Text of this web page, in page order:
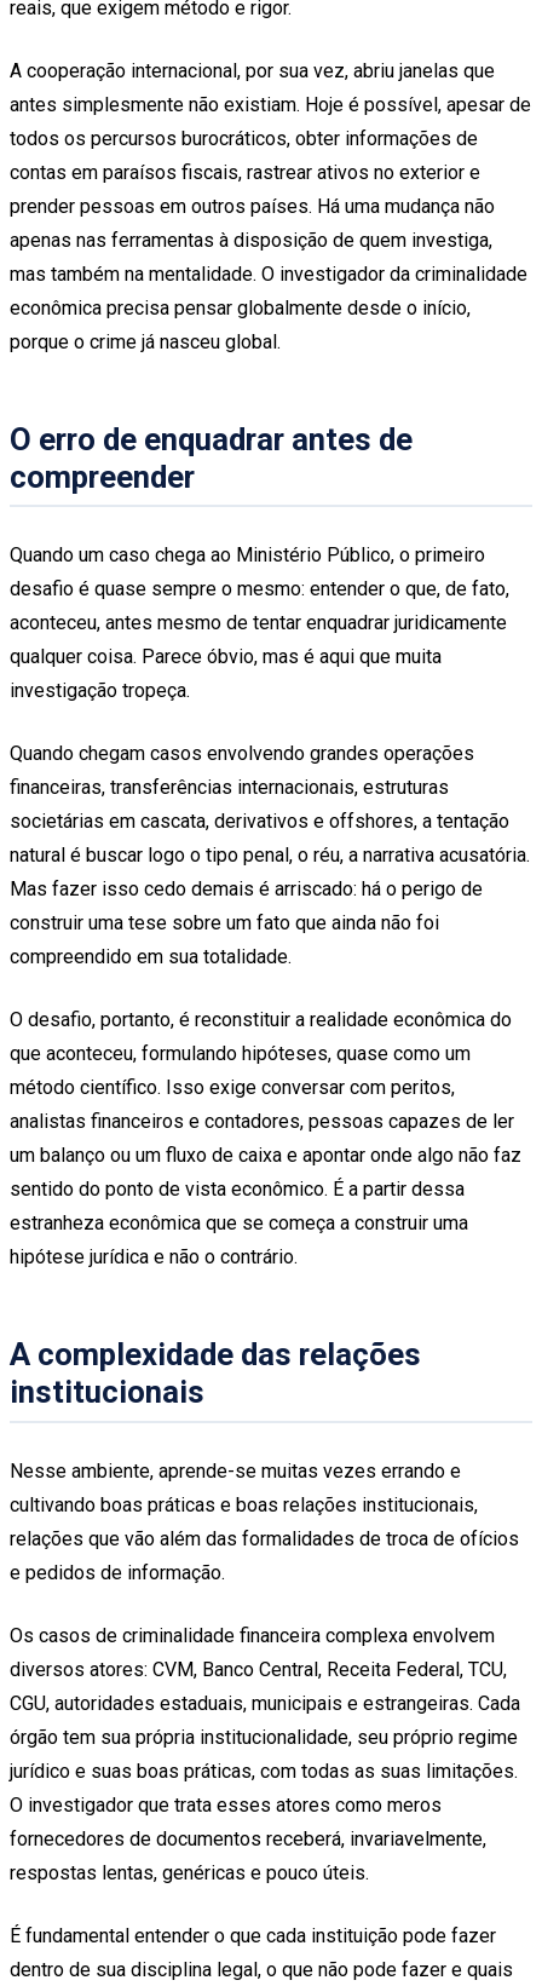
reais, que exigem método e rigor.
A cooperação internacional, por sua vez, abriu janelas que
antes simplesmente não existiam. Hoje é possível, apesar de
todos os percursos burocráticos, obter informações de
contas em paraísos fiscais, rastrear ativos no exterior e
prender pessoas em outros países. Há uma mudança não
apenas nas ferramentas à disposição de quem investiga,
mas também na mentalidade. O investigador da criminalidade
econômica precisa pensar globalmente desde o início,
porque o crime já nasceu global.
O erro de enquadrar antes de
compreender
Quando um caso chega ao Ministério Público, o primeiro
desafio é quase sempre o mesmo: entender o que, de fato,
aconteceu, antes mesmo de tentar enquadrar juridicamente
qualquer coisa. Parece óbvio, mas é aqui que muita
investigação tropeça.
Quando chegam casos envolvendo grandes operações
financeiras, transferências internacionais, estruturas
societárias em cascata, derivativos e offshores, a tentação
natural é buscar logo o tipo penal, o réu, a narrativa acusatória.
Mas fazer isso cedo demais é arriscado: há o perigo de
construir uma tese sobre um fato que ainda não foi
compreendido em sua totalidade.
O desafio, portanto, é reconstituir a realidade econômica do
que aconteceu, formulando hipóteses, quase como um
método científico. Isso exige conversar com peritos,
analistas financeiros e contadores, pessoas capazes de ler
um balanço ou um fluxo de caixa e apontar onde algo não faz
sentido do ponto de vista econômico. É a partir dessa
estranheza econômica que se começa a construir uma
hipótese jurídica e não o contrário.
A complexidade das relações
institucionais
Nesse ambiente, aprende-se muitas vezes errando e
cultivando boas práticas e boas relações institucionais,
relações que vão além das formalidades de troca de ofícios
e pedidos de informação.
Os casos de criminalidade financeira complexa envolvem
diversos atores: CVM, Banco Central, Receita Federal, TCU,
CGU, autoridades estaduais, municipais e estrangeiras. Cada
órgão tem sua própria institucionalidade, seu próprio regime
jurídico e suas boas práticas, com todas as suas limitações.
O investigador que trata esses atores como meros
fornecedores de documentos receberá, invariavelmente,
respostas lentas, genéricas e pouco úteis.
É fundamental entender o que cada instituição pode fazer
dentro de sua disciplina legal, o que não pode fazer e quais